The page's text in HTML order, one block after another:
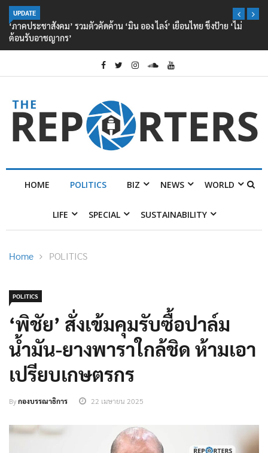
UPDATE
‘ภาคประชาสังคม’ รวมตัวคัดค้าน ‘มิน ออง ไลง์’ เยือนไทย ขึงป้าย ‘ไม่
ต้อนรับอาชญากร’
HOME POLITICS BIZ NEWS WORLD
LIFE SPECIAL SUSTAINABILITY
Home POLITICS
POLITICS
‘พิชัย’ สั่งเข้มคุมรับซื้อปาล์ม
น้ำมัน-ยางพาราใกล้ชิด ห้ามเอา
เปรียบเกษตรกร
Byกองบรรณาธิการ 22 เมษายน 2025